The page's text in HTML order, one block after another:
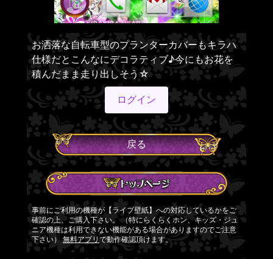
お洒落な自転車型のプランターカバーもキラハ
仕様だとこんなにデコラティブ♪今にもお花を
積んだまま走り出しそう☆
ログイン
戻る
事前にご利用の機種が【ライブ壁紙】への対応しているかをご
確認の上、ご購入下さい。 （特にらくらくホン、キッズ・ジュ
ニア機種は利用できない機能がある場合がありますのでご注意
下さい）無料アプリで動作確認頂けます。